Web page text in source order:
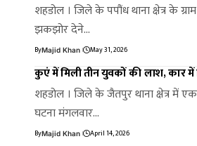
शहडोल । जिले के पपौंध थाना क्षेत्र के
झकझोर देने…
ByMajid Khan May 31, 2026
कुएं में मिली तीन युवकों की लाश, कार
शहडोल । जिले के जैतपुर थाना क्षेत्र में
घटना मंगलवार…
ByMajid Khan April 14, 2026